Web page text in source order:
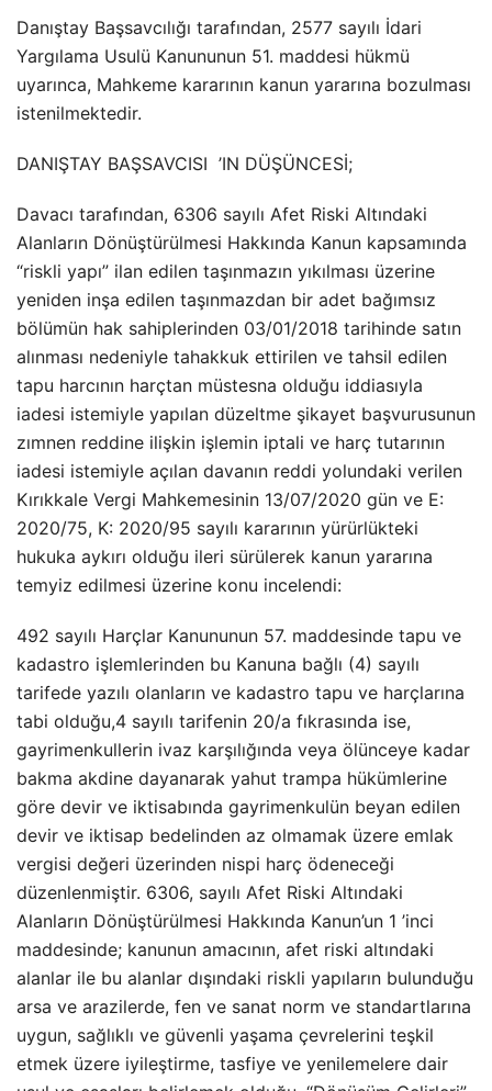
Danıştay Başsavcılığı tarafından, 2577 sayılı İdari
Yargılama Usulü Kanununun 51. maddesi hükmü
uyarınca, Mahkeme kararının kanun yararına bozulması
istenilmektedir.
DANIŞTAY BAŞSAVCISI ’IN DÜŞÜNCESİ;
Davacı tarafından, 6306 sayılı Afet Riski Altındaki
Alanların Dönüştürülmesi Hakkında Kanun kapsamında
“riskli yapı” ilan edilen taşınmazın yıkılması üzerine
yeniden inşa edilen taşınmazdan bir adet bağımsız
bölümün hak sahiplerinden 03/01/2018 tarihinde satın
alınması nedeniyle tahakkuk ettirilen ve tahsil edilen
tapu harcının harçtan müstesna olduğu iddiasıyla
iadesi istemiyle yapılan düzeltme şikayet başvurusunun
zımnen reddine ilişkin işlemin iptali ve harç tutarının
iadesi istemiyle açılan davanın reddi yolundaki verilen
Kırıkkale Vergi Mahkemesinin 13/07/2020 gün ve E:
2020/75, K: 2020/95 sayılı kararının yürürlükteki
hukuka aykırı olduğu ileri sürülerek kanun yararına
temyiz edilmesi üzerine konu incelendi:
492 sayılı Harçlar Kanununun 57. maddesinde tapu ve
kadastro işlemlerinden bu Kanuna bağlı (4) sayılı
tarifede yazılı olanların ve kadastro tapu ve harçlarına
tabi olduğu,4 sayılı tarifenin 20/a fıkrasında ise,
gayrimenkullerin ivaz karşılığında veya ölünceye kadar
bakma akdine dayanarak yahut trampa hükümlerine
göre devir ve iktisabında gayrimenkulün beyan edilen
devir ve iktisap bedelinden az olmamak üzere emlak
vergisi değeri üzerinden nispi harç ödeneceği
düzenlenmiştir. 6306, sayılı Afet Riski Altındaki
Alanların Dönüştürülmesi Hakkında Kanun’un 1 ’inci
maddesinde; kanunun amacının, afet riski altındaki
alanlar ile bu alanlar dışındaki riskli yapıların bulunduğu
arsa ve arazilerde, fen ve sanat norm ve standartlarına
uygun, sağlıklı ve güvenli yaşama çevrelerini teşkil
etmek üzere iyileştirme, tasfiye ve yenilemelere dair